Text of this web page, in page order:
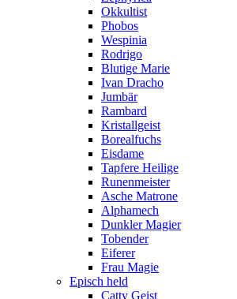
Okkultist
Phobos
Wespinia
Rodrigo
Blutige Marie
Ivan Dracho
Jumbär
Rambard
Kristallgeist
Borealfuchs
Eisdame
Tapfere Heilige
Runenmeister
Asche Matrone
Alphamech
Dunkler Magier
Tobender
Eiferer
Frau Magie
Episch held
Catty Geist